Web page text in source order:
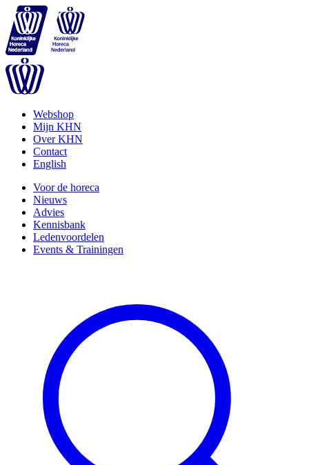
Webshop
Mijn KHN
Over KHN
Contact
English
Voor de horeca
Nieuws
Advies
Kennisbank
Ledenvoordelen
Events & Trainingen